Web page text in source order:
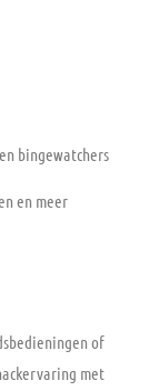
bingewatchers
en meer
of
met